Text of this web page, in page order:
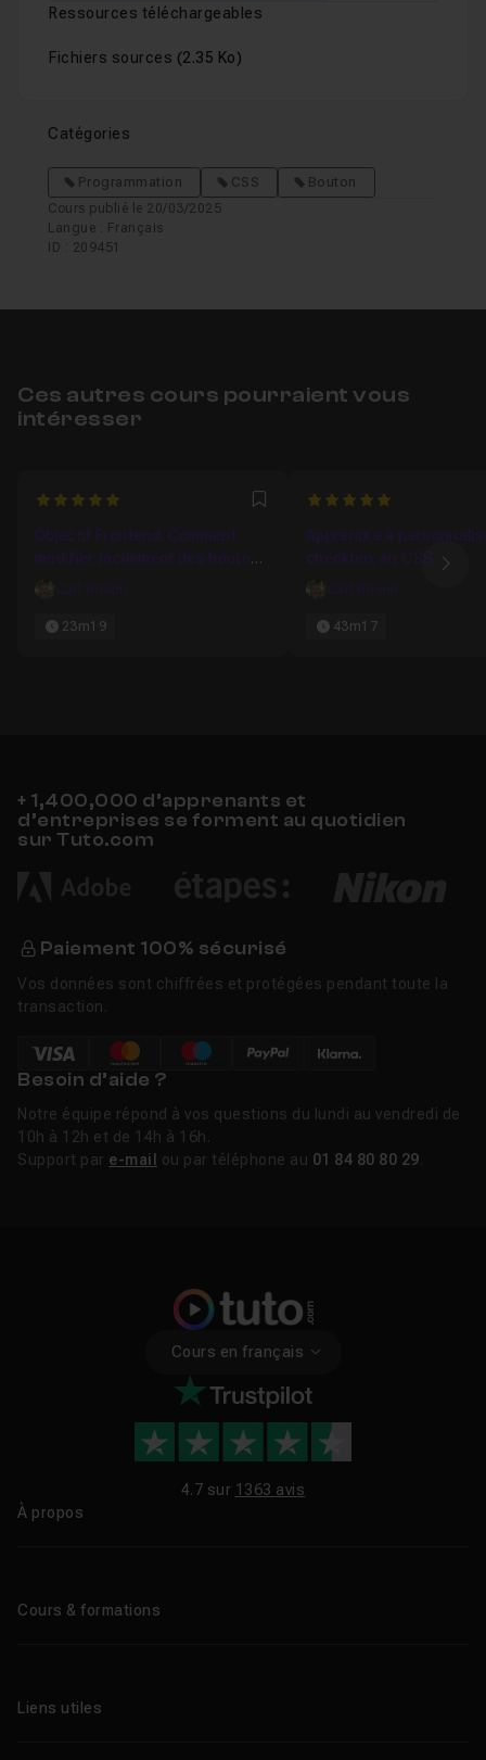
Ressources téléchargeables
Fichiers sources (2.35 Ko)
Catégories
Programmation CSS
Bouton
Cours publié le 20/03/2025
Langue : Français
ID : 209451
Ces autres cours pourraient vous
intéresser
5 Favori
Objectif Frontend. Comment
modifier facilement des boutons
radios
Carl Brison
23m19
5
Apprendre à
checkbox en CSS
Carl Brison
43m17
+ 1,400,000 d’apprenants et
d’entreprises se forment au quotidien
sur Tuto.com
Paiement 100% sécurisé
Vos données sont chiffrées et protégées pendant toute la
transaction.
Besoin d’aide ?
Notre équipe répond à vos questions du lundi au vendredi de
10h à 12h et de 14h à 16h.
Support par e-mail ou par téléphone au 01 84 80 80 29
Cours en français
4.7 sur 1363 avis
À propos
Cours & formations
Formations certifiantes
Liens utiles